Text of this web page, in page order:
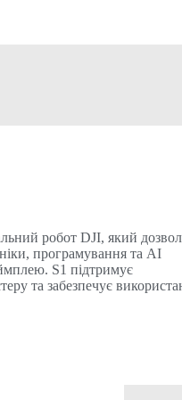
робот DJI, який
програмування та AI
S1 підтримує
та забезпечує